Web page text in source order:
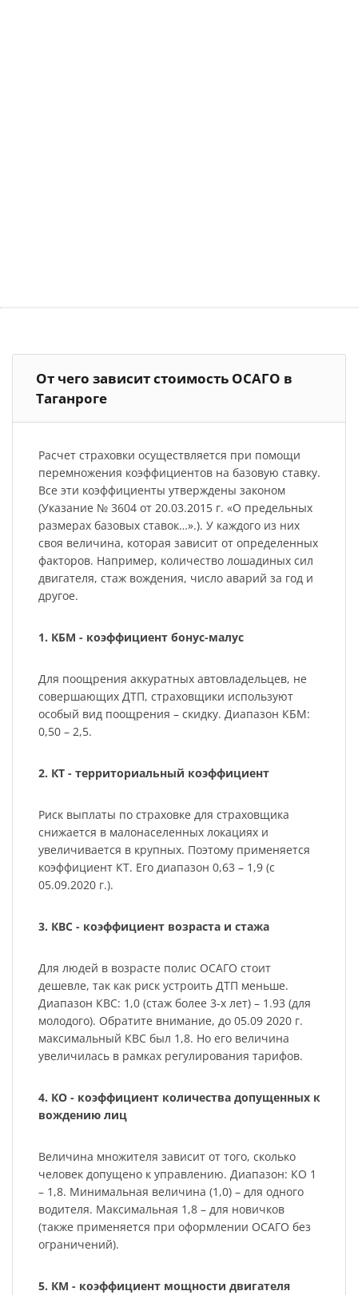
От чего зависит стоимость ОСАГО в
Таганроге
Расчет страховки осуществляется при помощи
перемножения коэффициентов на базовую ставку.
Все эти коэффициенты утверждены законом
(Указание № 3604 от 20.03.2015 г. «О предельных
размерах базовых ставок…».). У каждого из них
своя величина, которая зависит от определенных
факторов. Например, количество лошадиных сил
двигателя, стаж вождения, число аварий за год и
другое.
1. КБМ - коэффициент бонус-малус
Для поощрения аккуратных автовладельцев, не
совершающих ДТП, страховщики используют
особый вид поощрения – скидку. Диапазон КБМ:
0,50 – 2,5.
2. КТ - территориальный коэффициент
Риск выплаты по страховке для страховщика
снижается в малонаселенных локациях и
увеличивается в крупных. Поэтому применяется
коэффициент КТ. Его диапазон 0,63 – 1,9 (с
05.09.2020 г.).
3. КВС - коэффициент возраста и стажа
Для людей в возрасте полис ОСАГО стоит
дешевле, так как риск устроить ДТП меньше.
Диапазон КВС: 1,0 (стаж более 3-х лет) – 1.93 (для
молодого). Обратите внимание, до 05.09 2020 г.
максимальный КВС был 1,8. Но его величина
увеличилась в рамках регулирования тарифов.
4. КО - коэффициент количества допущенных к
вождению лиц
Величина множителя зависит от того, сколько
человек допущено к управлению. Диапазон: КО 1
– 1,8. Минимальная величина (1,0) – для одного
водителя. Максимальная 1,8 – для новичков
(также применяется при оформлении ОСАГО без
ограничений).
5. КМ - коэффициент мощности двигателя